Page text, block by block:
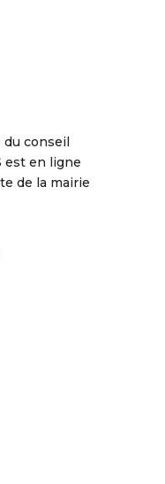
du conseil
est en ligne
de la mairie